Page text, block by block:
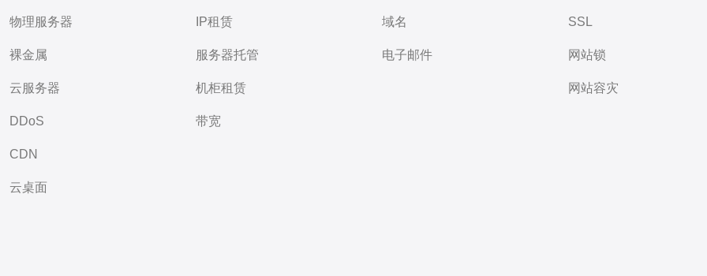
物理服务器
裸金属
云服务器
DDoS
CDN
云桌面
IP租赁
服务器托管
机柜租赁
带宽
域名
电子邮件
SSL
网站锁
网站容灾